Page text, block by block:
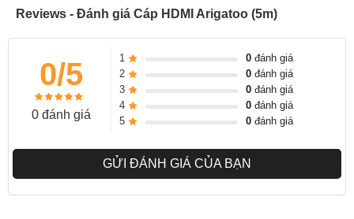
10,2Gb/s
Dây cáp HDMI Arigatoo 5m hỗ trợ các chuẩn âm thanh độ phân
giải cao lên đến 60Hz, 4K, 3D
Hỗ trợ các chuẩn âm thanh độ phân giải cao Dolby TrueHD vàb
DTS-HD Master Audio
Reviews - Đánh giá Cáp HDMI Arigatoo (5m)
0/5
0 đánh giá
1 0đánh giá
2
0đánh giá
3
0đánh giá
4
0đánh giá
5
0đánh giá
GỬI ĐÁNH GIÁ CỦA BẠN